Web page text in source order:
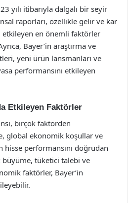
yılı itibarıyla dalgalı bir seyir
raporları, özellikle gelir ve kar
etkileyen en önemli faktörler
Bayer’in araştırma ve
yeni ürün lansmanları ve
performansını etkileyen
Etkileyen Faktörler
birçok faktörden
global ekonomik koşullar ve
hisse performansını doğrudan
tüketici talebi ve
faktörler, Bayer’in